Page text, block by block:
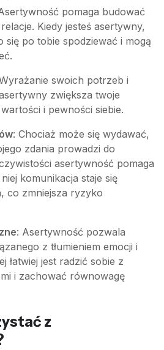
pomaga budować
Kiedy jesteś asertywny,
się po tobie spodziewać i mogą
swoich potrzeb i
zwiększa twoje
i pewności siebie.
: Chociaż może się wydawać,
zdania prowadzi do
asertywność pomaga
komunikacja staje się
co zmniejsza ryzyko
: Asertywność pozwala
z tłumieniem emocji i
łatwiej jest radzić sobie z
i zachować równowagę
z